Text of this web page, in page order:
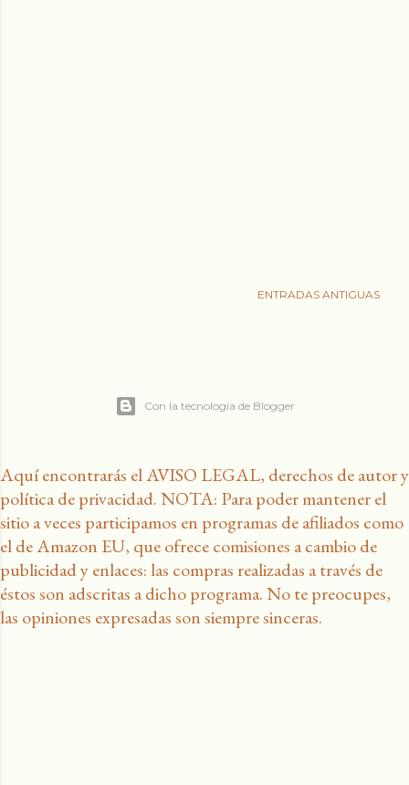
ENTRADAS ANTIGUAS
Con la tecnología de Blogger
Aquí encontrarás el AVISO LEGAL, derechos de autor y
política de privacidad. NOTA: Para poder mantener el
sitio a veces participamos en programas de afiliados como
el de Amazon EU, que ofrece comisiones a cambio de
publicidad y enlaces: las compras realizadas a través de
éstos son adscritas a dicho programa. No te preocupes,
las opiniones expresadas son siempre sinceras.